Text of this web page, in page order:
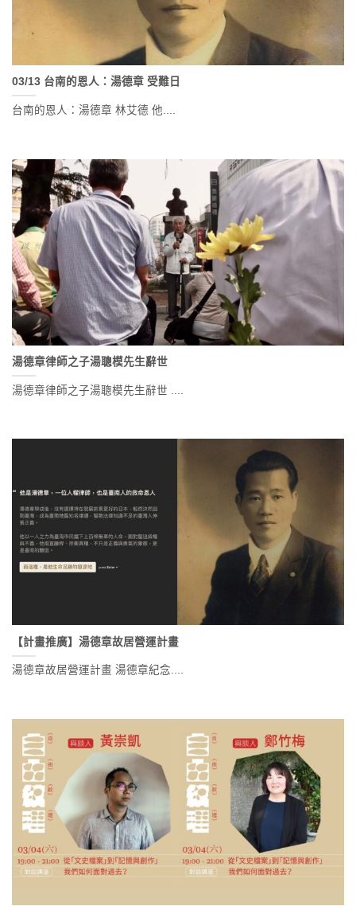
03/13 台南的恩人：湯德章 受難日
台南的恩人：湯德章 林艾德 他....
湯德章律師之子湯聰模先生辭世
湯德章律師之子湯聰模先生辭世 ....
【計畫推廣】湯德章故居營運計畫
湯德章故居營運計畫 湯德章紀念....